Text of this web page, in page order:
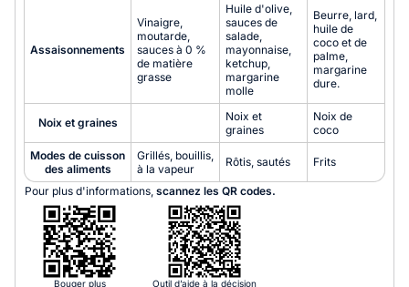
Assaisonnements
Vinaigre,
moutarde,
sauces à 0 %
de matière
grasse
Huile d'olive,
sauces de
salade,
mayonnaise,
ketchup,
margarine
molle
Beurre, lard,
huile de
coco et de
palme,
margarine
dure.
Noix et graines
Noix et
graines
Noix de
coco
Modes de cuisson
des aliments
Grillés, bouillis,
à la vapeur
Rôtis, sautés Frits
Pour plus d'informations, scannez les QR codes.
Bouger plus Outil d’aide à la décision